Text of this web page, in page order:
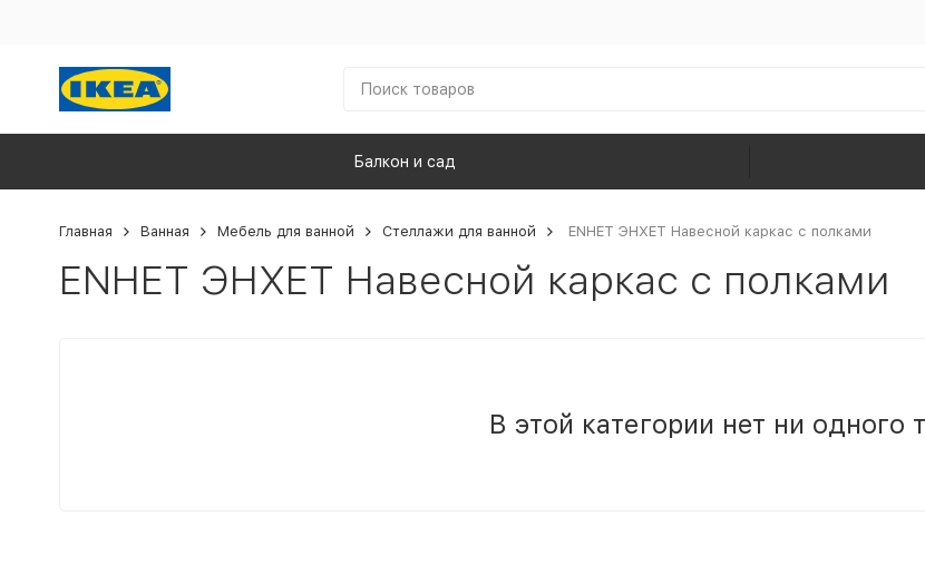
Балкон и сад
Главная Ванная Мебель для ванной Стеллажи для ванной ENHET ЭНХЕТ Навесной каркас с полками
ENHET ЭНХЕТ Навесной каркас с полками
В этой категории нет ни одного